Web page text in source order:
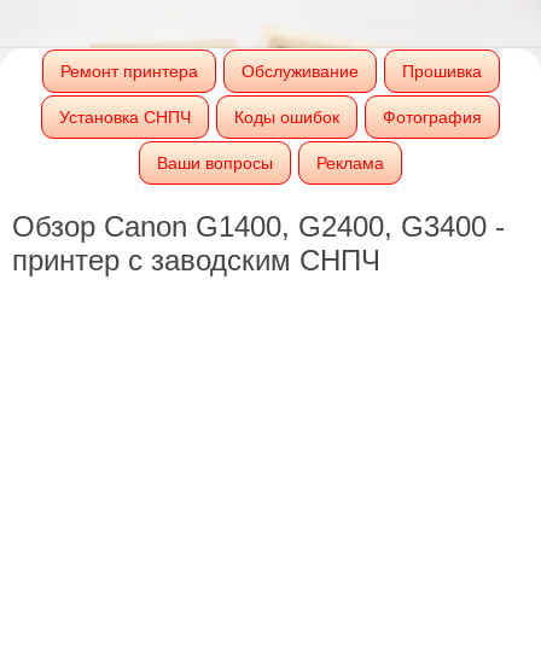
Ремонт принтера Обслуживание Прошивка
Установка СНПЧ Коды ошибок Фотография
Ваши вопросы Реклама
Обзор Canon G1400, G2400, G3400 -
принтер с заводским СНПЧ